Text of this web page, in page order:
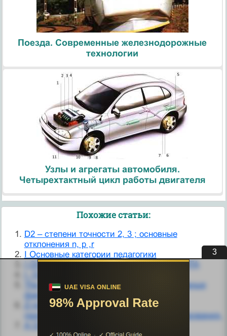
Поезда. Современные железнодорожные
технологии
Узлы и агрегаты автомобиля.
Четырехтактный цикл работы двигателя
Похожие статьи:
D2 – степени точности 2, 3 ; основные
отклонения n, p ,r
I Основные категории педагогики
I ОСНОВНЫЕ КОМПОНЕНТЫ ЛАНДШАФТА
The Determinants of Price Elasticity. Основные
факторы ценовой эластичности спроса
Z-преобразование (прямое и обратное,
примеры). Основные теоремы Z-преобразования.
3